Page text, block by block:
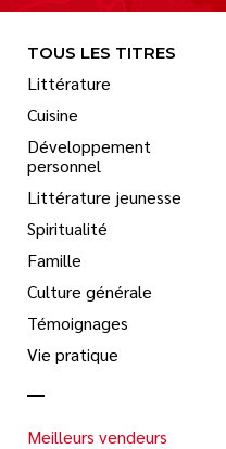
TOUS LES TITRES
Littérature
Cuisine
Développement
personnel
Littérature jeunesse
Spiritualité
Famille
Culture générale
Témoignages
Vie pratique
Meilleurs vendeurs